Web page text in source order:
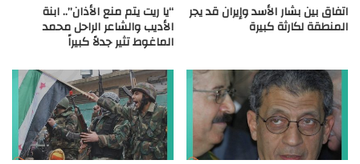
اتفاق بين بشار الأسد وإيران قد يجر
المنطقة لكارثة كبيرة
“يا ريت يتم منع الأذان”.. ابنة
الأديب والشاعر الراحل محمد
الماغوط تثير جدلاً كبيراً